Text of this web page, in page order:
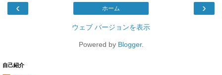
‹ ›
ホーム
ウェブ バージョンを表示
Powered by Blogger.
自己紹介